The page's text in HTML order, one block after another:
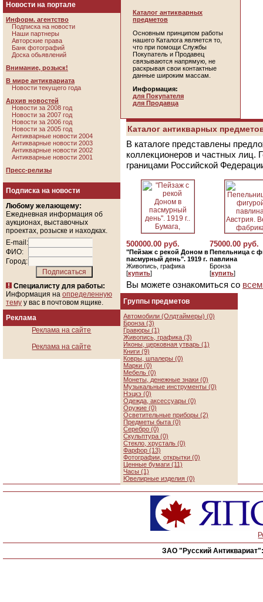
Новости на портале
Информ. агентство
Подписка на новости
Наши партнеры
Авторские права
Банк фотографий
Доска обьявлений
Внимание, розыск!
В мире антиквариата
Новости текущего года
Архив новостей
Новости за 2008 год
Новости за 2007 год
Новости за 2006 год
Новости за 2005 год
Антикварные новости 2004
Антикварные новости 2003
Антикварные новости 2002
Антикварные новости 2001
Пресс-релизы
Подписка на новости
Любому желающему:
Ежедневная информация об
аукционах, выставочных
проектах, розыске и находках.
E-mail:
ФИО:
Город:
Специалисту для работы:
Информация на определенную
тему у вас в почтовом ящике.
Реклама
Реклама на сайте
Реклама на сайте
Каталог антикварных
предметов
Основным принципом работы
нашего Каталога является то,
что при помощи Службы
Покупатель и Продавец
связываются напрямую, не
раскрывая свои контактные
данные широким массам.
Информация:
для Покупателя
для Продавца
Каталог антикварных
В каталоге представлены
коллекционеров и частных лиц.
границами Российской
500000.00 руб.
"Пейзаж с рекой Доном в
пасмурный день". 1919 г.
Живопись, графика
[купить]
75000.00 руб.
Пепельница с
павлина
Бронза
[купить]
Вы можете ознакомиться со
Группы предметов
Автомобили (Олдтаймеры) (0)
Бронза (3)
Гравюры (1)
Живопись, графика (3)
Иконы, церковная утварь (1)
Книги (9)
Ковры, шпалеры (0)
Марки (0)
Мебель (0)
Монеты, денежные знаки (0)
Музыкальные инструменты (0)
Нэцкэ (0)
Одежда, аксессуары (0)
Оружие (0)
Осветительные приборы (2)
Предметы быта (0)
Серебро (0)
Скульптура (0)
Стекло, хрусталь (0)
Фарфор (13)
Фотографии, открытки (0)
Ценные бумаги (11)
Часы (1)
Ювелирные изделия (0)
ЗАО "Русский Антиквариат":